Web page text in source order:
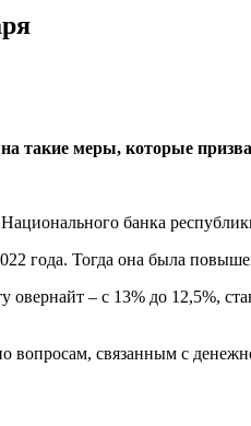
такие меры, которые
банка
года. Тогда она была
– с 13% до 12,5%,
вопросам, связанным с